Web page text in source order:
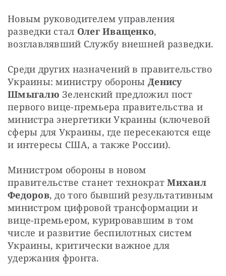
Новым руководителем управления
разведки стал Олег Иващенко,
возглавлявший Службу внешней разведки.
Среди других назначений в правительство
Украины: министру обороны Денису
Шмыгалю Зеленский предложил пост
первого вице-премьера правительства и
министра энергетики Украины (ключевой
сферы для Украины, где пересекаются еще
и интересы США, а также России).
Министром обороны в новом
правительстве станет технократ Михаил
Федоров, до того бывший результативным
министром цифровой трансформации и
вице-премьером, курировавшим в том
числе и развитие беспилотных систем
Украины, критически важное для
удержания фронта.